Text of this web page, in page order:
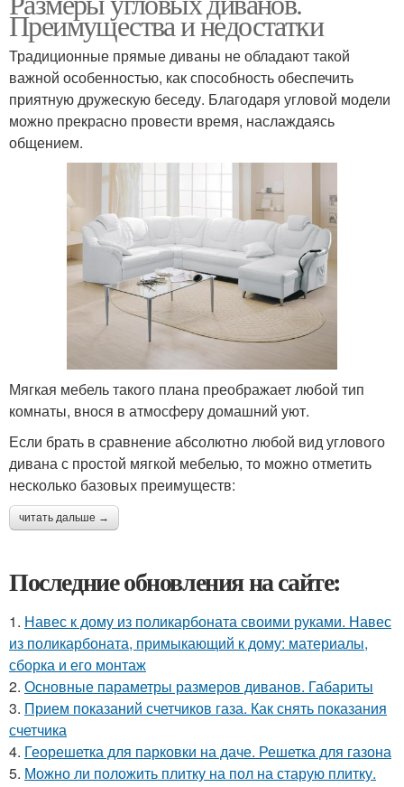
Преимущества и недостатки
Традиционные прямые диваны не обладают такой
важной особенностью, как способность обеспечить
приятную дружескую беседу. Благодаря угловой модели
можно прекрасно провести время, наслаждаясь
общением.
Мягкая мебель такого плана преображает любой тип
комнаты, внося в атмосферу домашний уют.
Если брать в сравнение абсолютно любой вид углового
дивана с простой мягкой мебелью, то можно отметить
несколько базовых преимуществ:
читать дальше →
Последние обновления на сайте:
1. Навес к дому из поликарбоната своими руками. Навес
из поликарбоната, примыкающий к дому: материалы,
сборка и его монтаж
2. Основные параметры размеров диванов. Габариты
3. Прием показаний счетчиков газа. Как снять показания
счетчика
4. Георешетка для парковки на даче. Решетка для газона
5. Можно ли положить плитку на пол на старую плитку.